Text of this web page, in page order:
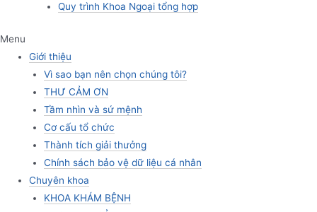
Quy trình Khoa Ngoại tổng hợp
Menu
Giới thiệu
Vì sao bạn nên chọn chúng tôi?
THƯ CẢM ƠN
Tầm nhìn và sứ mệnh
Cơ cấu tổ chức
Thành tích giải thưởng
Chính sách bảo vệ dữ liệu cá nhân
Chuyên khoa
KHOA KHÁM BỆNH